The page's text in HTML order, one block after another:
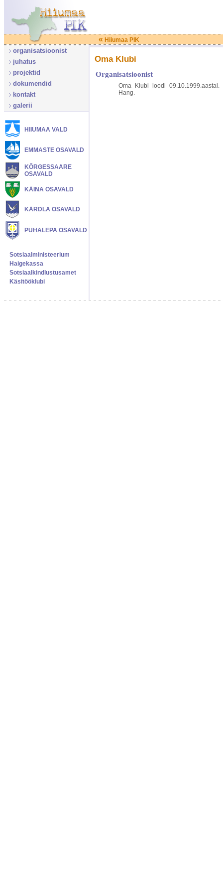
« Hiiumaa PIK
organisatsioonist
juhatus
projektid
dokumendid
kontakt
galerii
HIIUMAA VALD
EMMASTE OSAVALD
KÕRGESSAARE
OSAVALD
KÄINA OSAVALD
KÄRDLA OSAVALD
PÜHALEPA OSAVALD
Sotsiaalministeerium
Haigekassa
Sotsiaalkindlustusamet
Käsitööklubi
Oma Klubi
Organisatsioonist
Oma Klubi loodi 09.10.1999.aastal.
Hang.